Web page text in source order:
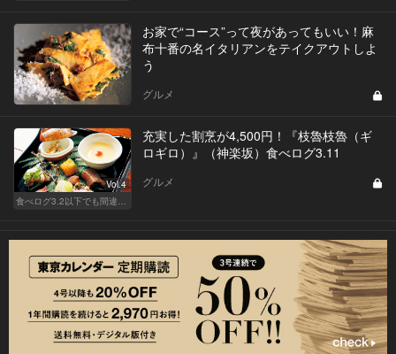
お家で“コース”って夜があってもいい！麻
布十番の名イタリアンをテイクアウトしよ
う
グルメ
Vol.4
食べログ3.2以下でも間違いなく名店！
充実した割烹が4,500円！『枝魯枝魯（ギ
ロギロ）』（神楽坂）食べログ3.11
グルメ